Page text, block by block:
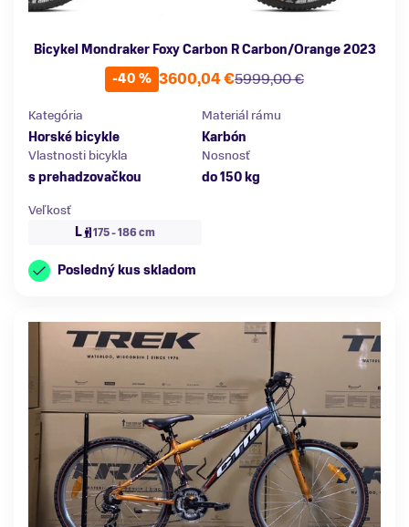
Bicykel Mondraker Foxy Carbon R Carbon/Orange 2023
-40 %
5999,00 €
3600,04 €
Kategória
Horské bicykle
Materiál rámu
Karbón
Vlastnosti bicykla
s prehadzovačkou
Nosnosť
do 150 kg
Veľkosť
L
175 - 186 cm
Posledný kus skladom